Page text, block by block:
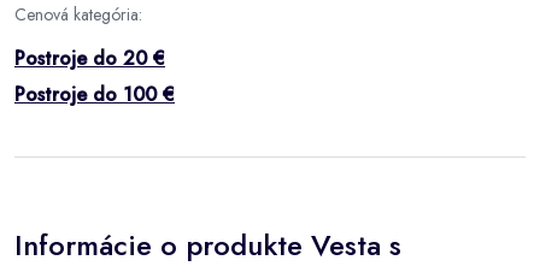
Cenová kategória:
Postroje do 20 €
Postroje do 100 €
Informácie o produkte Vesta s